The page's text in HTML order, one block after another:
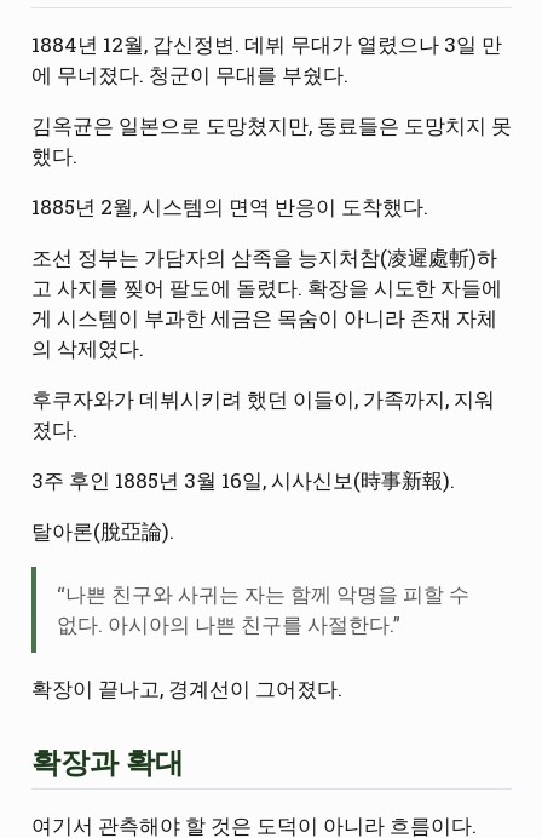
1884년 12월, 갑신정변. 데뷔 무대가 열렸으나 3일 만
에 무너졌다. 청군이 무대를 부쉈다.
김옥균은 일본으로 도망쳤지만, 동료들은 도망치지 못
했다.
1885년 2월, 시스템의 면역 반응이 도착했다.
조선 정부는 가담자의 삼족을 능지처참(凌遲處斬)하
고 사지를 찢어 팔도에 돌렸다. 확장을 시도한 자들에
게 시스템이 부과한 세금은 목숨이 아니라 존재 자체
의 삭제였다.
후쿠자와가 데뷔시키려 했던 이들이, 가족까지, 지워
졌다.
3주 후인 1885년 3월 16일, 시사신보(時事新報).
탈아론(脫亞論).
“나쁜 친구와 사귀는 자는 함께 악명을 피할 수
없다. 아시아의 나쁜 친구를 사절한다.”
확장이 끝나고, 경계선이 그어졌다.
확장과 확대
여기서 관측해야 할 것은 도덕이 아니라 흐름이다.